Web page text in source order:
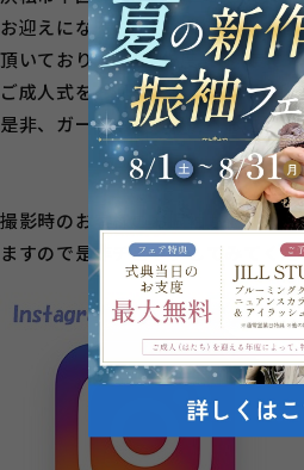
お迎えになるお嬢様たちに、多くご
頂いております★7年度・8年度に
ご成人式をお迎えになるお嬢様！
是非、ガーネット入野店へお越し
撮影時のお客様のお振袖も掲載して
ますので是非チェックしてみてく